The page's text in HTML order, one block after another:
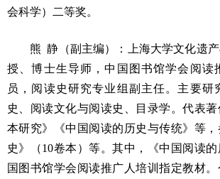
会科学）二等奖。
熊 静（副主编）：上海大学文化遗
授、博士生导师，中国图书馆学会阅读
员，阅读史研究专业组副主任。主要研
史、阅读文化与阅读史、目录学。代表
本研究》《中国阅读的历史与传统》等
史》（10卷本）等。其中，《中国阅读
国图书馆学会阅读推广人培训指定教材